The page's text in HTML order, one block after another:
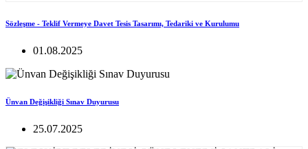
Sözleşme - Teklif Vermeye Davet Tesis Tasarımı, Tedariki ve Kurulumu
01.08.2025
Ünvan Değişikliği Sınav Duyurusu
25.07.2025